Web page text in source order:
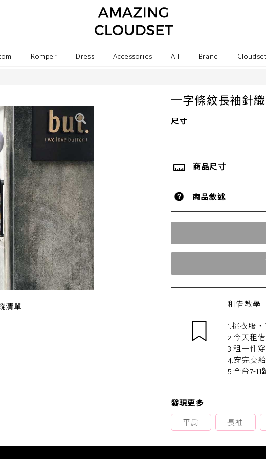
Romper Dress Accessories All Brand Cloudset
清單
一字條紋長袖針
尺寸
商品尺寸
商品敘述
租借教學
1.挑衣服
2.今天租
3.租一件
4.穿完交
5.全台7-11
發現更多
平肩
長袖